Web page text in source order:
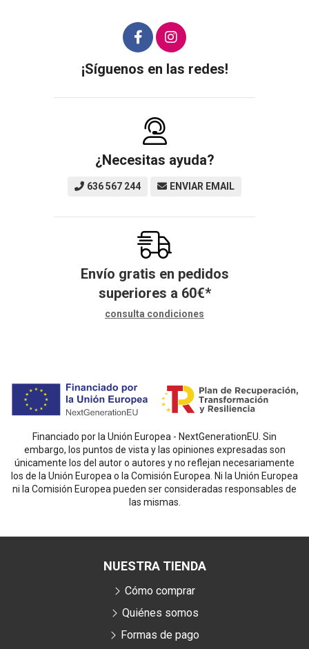
¡Síguenos en las redes!
¿Necesitas ayuda?
636 567 244 ENVIAR EMAIL
Envío gratis en pedidos
superiores a 60€*
consulta condiciones
Financiado por la Unión Europea - NextGenerationEU. Sin
embargo, los puntos de vista y las opiniones expresadas son
únicamente los del autor o autores y no reflejan necesariamente
los de la Unión Europea o la Comisión Europea. Ni la Unión Europea
ni la Comisión Europea pueden ser consideradas responsables de
las mismas.
NUESTRA TIENDA
Cómo comprar
Quiénes somos
Formas de pago